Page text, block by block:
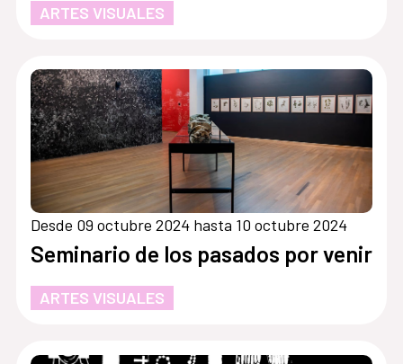
ARTES VISUALES
Desde 09 octubre 2024 hasta 10 octubre 2024
Seminario de los pasados por venir
ARTES VISUALES